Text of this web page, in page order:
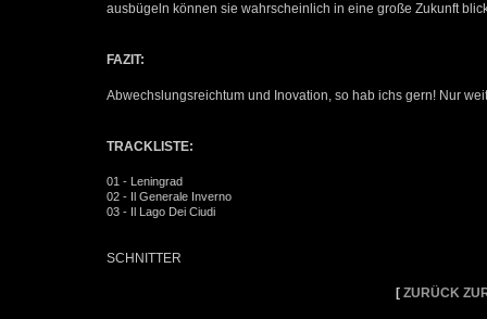
ausbügeln können sie wahrscheinlich in eine große Zukunft
FAZIT:
Abwechslungsreichtum und Inovation, so hab ichs gern! Nur
TRACKLISTE:
01 - Leningrad
02 - Il Generale Inverno
03 - Il Lago Dei Ciudi
SCHNITTER
[ ZURÜCK